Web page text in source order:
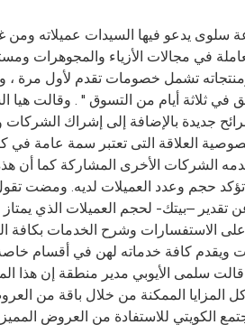
الترويجى الأول من نوعه في الكويت خلال الفترة ما بين 25 إلى 27 يونيو القادم في قاعة سلوى يدعو
في مجالات الأزياء والمجوهرات
تشمل خصومات تقدم لأول مرة ،
اكثر من 28 شركة تجارية تحت عنوان " لك حرية التألق في ثلاثة أيام من
بالإضافة إلى إشراك الشركات
العلاقة التى تعتبر سمة عامة في
الأخرى المشاركة كما أن هذه
حجم وعدد العميلات لديه. ومضت
–بيتك- لحجم العميلات الذي
على الاستفسارات وشرح الخدمات بكافة
ويقدم كافة خدماته لهن في أقسام
سلمى الأيوبي مدير منطقة إن هذا
المزايا الممكنة من خلال باقة من
الكويتي للاستفادة من العروض